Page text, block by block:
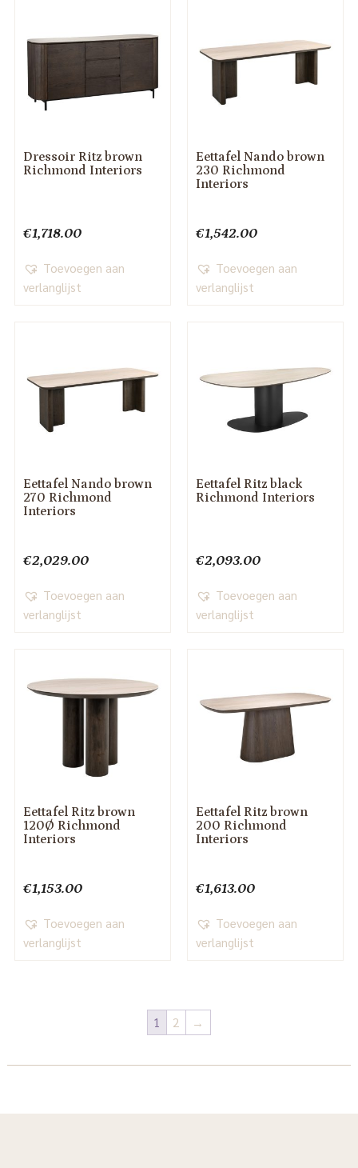
Dressoir Ritz brown
Richmond Interiors
€1,718.00
Toevoegen aan
verlanglijst
Eettafel Nando brown
230 Richmond
Interiors
€1,542.00
Toevoegen aan
verlanglijst
Eettafel Nando brown
270 Richmond
Interiors
€2,029.00
Toevoegen aan
verlanglijst
Eettafel Ritz black
Richmond Interiors
€2,093.00
Toevoegen aan
verlanglijst
Eettafel Ritz brown
120Ø Richmond
Interiors
€1,153.00
Toevoegen aan
verlanglijst
Eettafel Ritz brown
200 Richmond
Interiors
€1,613.00
Toevoegen aan
verlanglijst
1 2 →